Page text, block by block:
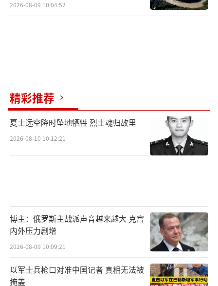
2026-08-09 10:04:52
精彩推荐
夏士远空降时坠地牺牲 烈士魂归故里
2026-08-10 10:12:21
博主：俄罗斯主战派声音越来越大 克宫
内外压力剧增
2026-08-09 10:09:21
以军士兵枪口对准中国记者 真相无法被
掩盖